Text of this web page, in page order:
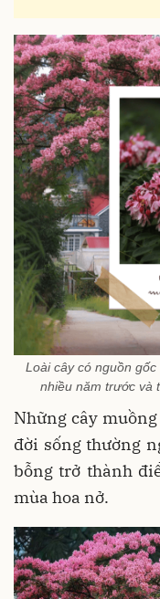
Loài cây có nguồn
nhiều năm trước và
Những cây
đời sống thường
bỗng trở thành
mùa hoa nở.